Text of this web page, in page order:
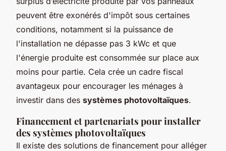
peuvent être exonérés d'impôt sous certaines
conditions, notamment si la puissance de
l'installation ne dépasse pas 3 kWc et que
l'énergie produite est consommée sur place aux
moins pour partie. Cela crée un cadre fiscal
avantageux pour encourager les ménages à
investir dans des systèmes photovoltaïques.
Financement et partenariats pour installer
des systèmes photovoltaïques
Il existe des solutions de financement pour alléger